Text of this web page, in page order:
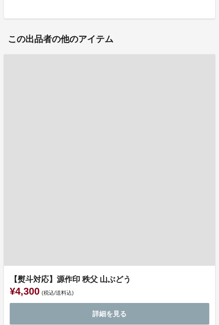
この出品者の他のアイテム
【熨斗対応】源作印 秩父 山ぶどう
¥4,300 (税込/送料込)
詳細を見る